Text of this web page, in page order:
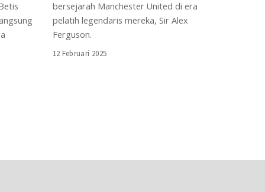
bersejarah Manchester United di era
pelatih legendaris mereka, Sir Alex
Ferguson.
12 Februari 2025